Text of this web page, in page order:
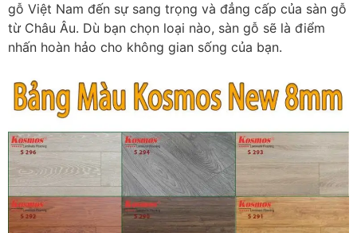
gỗ Việt Nam đến sự sang trọng và đẳng cấp của sàn gỗ
từ Châu Âu. Dù bạn chọn loại nào, sàn gỗ sẽ là điểm
nhấn hoàn hảo cho không gian sống của bạn.